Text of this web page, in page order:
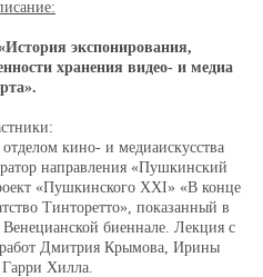
экспонирования,
хранения видео- и медиа
кино- и медиаискусства
направления «Пушкинский
«Пушкинского XXI» «В конце
Тинторетто», показанный в
биеннале. Лекция с
Дмитрия Крымова, Ирины
Хилла.